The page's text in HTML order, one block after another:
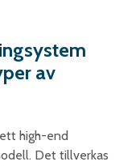
av
high-end
Det tillverkas
och isolering
Fabricerade